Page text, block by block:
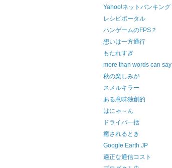
Yahoo!ネットバンキング
レシピポータル
ハンゲームのFPS？
想いは一方通行
もたれすぎ
more than words can say
秋の楽しみが
スメルキラー
ある意味独創的
はにゃ～ん
ドライバ一括
癒されるとき
Google Earth JP
適正な通信コスト